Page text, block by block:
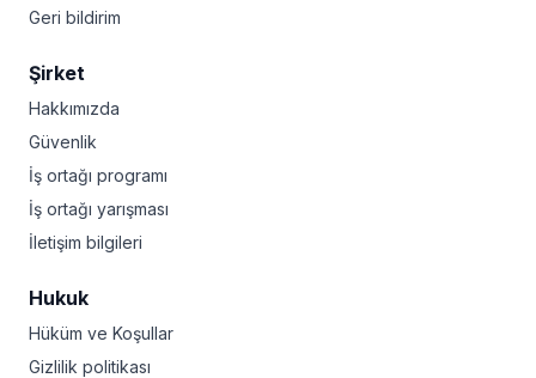
Geri bildirim
Şirket
Hakkımızda
Güvenlik
İş ortağı programı
İş ortağı yarışması
İletişim bilgileri
Hukuk
Hüküm ve Koşullar
Gizlilik politikası